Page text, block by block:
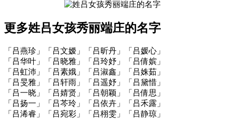
更多姓吕女孩秀丽端庄的名字
「吕燕珍」「吕文嫒」「吕昕丹」「吕媛心」
「吕华叶」「吕晓雅」「吕玲妤」「吕倩嫔」
「吕虹沛」「吕素娥」「吕淑鑫」「吕姝茹」
「吕旻雅」「吕轩雨」「吕遥妤」「吕黛惜」
「吕一晓」「吕婧贤」「吕朝颖」「吕倩思」
「吕扬一」「吕芩玲」「吕依卉」「吕禾露」
「吕浠睿」「吕宛彩」「吕栩雯」「吕静琼」